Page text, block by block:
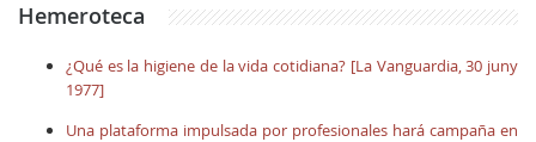
Hemeroteca
¿Qué es la higiene de la vida cotidiana? [La Vanguardia, 30 juny
1977]
Una plataforma impulsada por profesionales hará campaña en